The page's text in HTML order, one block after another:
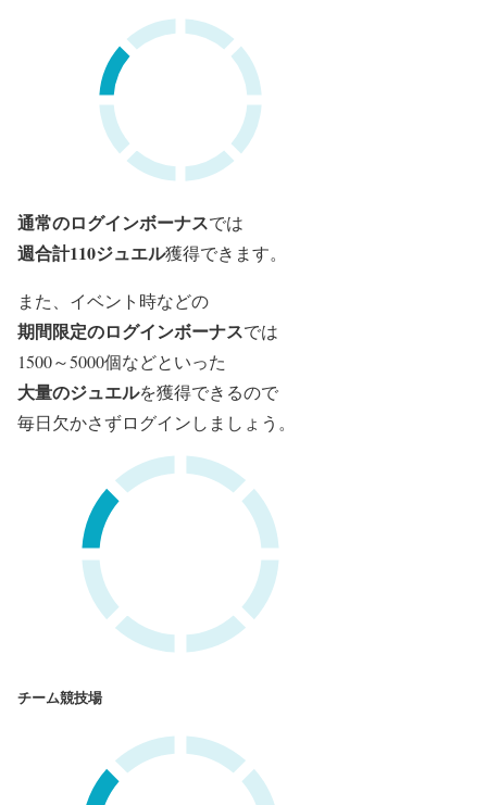
通常のログインボーナスでは
週合計110ジュエル獲得できます。
また、イベント時などの
期間限定のログインボーナスでは
1500～5000個などといった
大量のジュエルを獲得できるので
毎日欠かさずログインしましょう。
チーム競技場